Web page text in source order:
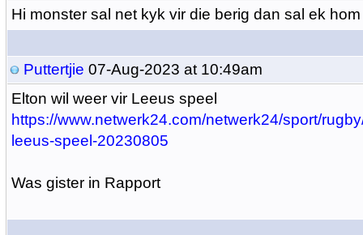
Hi monster sal net kyk vir die berig dan sal ek
Puttertjie 07-Aug-2023 at 10:49am
Elton wil weer vir Leeus speel
https://www.netwerk24.com/netwerk24/sport/
leeus-speel-20230805
Was gister in Rapport